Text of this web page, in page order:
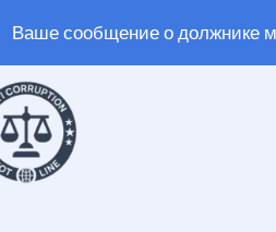
Ваше сообщение о должнике